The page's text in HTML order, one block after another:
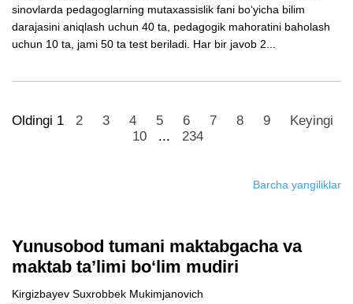
sinovlarda pedagoglarning mutaxassislik fani boʻyicha bilim
darajasini aniqlash uchun 40 ta, pedagogik mahoratini baholash
uchun 10 ta, jami 50 ta test beriladi. Har bir javob 2...
Oldingi 1 2 3 4 5 6 7 8
9
10
... 234
Keyingi
Barcha yangiliklar
Yunusobod tumani maktabgacha va
maktab ta’limi bo‘lim mudiri
Kirgizbayev Suxrobbek Mukimjanovich